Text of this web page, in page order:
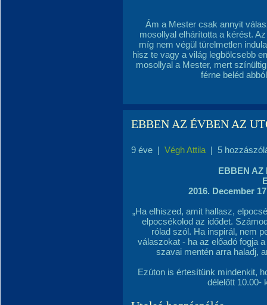
Ám a Mester csak annyit
mosollyal elhárította a kérést.
míg nem végül türelmetlen
hisz te vagy a világ legbölcsebb
mosollyal a Mester, mert
férne beléd
EBBEN AZ ÉVBEN AZ
9 éve | Végh Attila | 5
EBBEN AZ
2016. December
„Ha elhiszed, amit hallasz,
elpocsékolod az idődet.
rólad szól. Ha inspirál, nem
válaszokat - ha az előadó fogja
szavai mentén arra haladj,
Ezúton is értesítünk mindenkit,
délelőtt 10.00-